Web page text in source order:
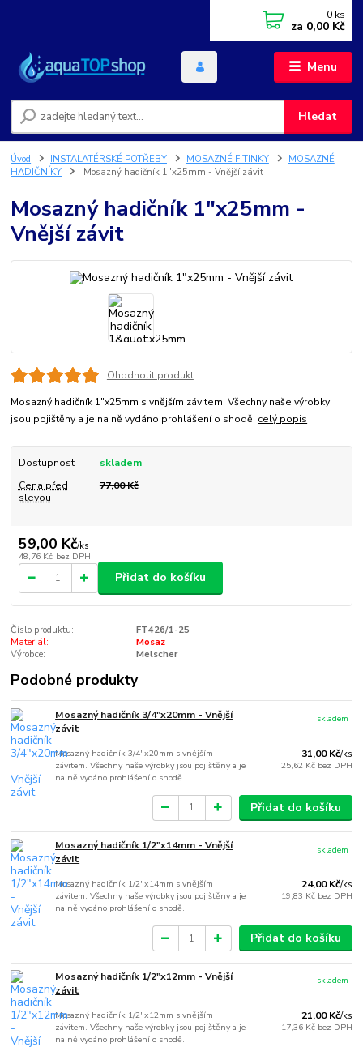
Menu
Hledat
0 ks
za 0,00 Kč
Úvod INSTALATÉRSKÉ POTŘEBY MOSAZNÉ FITINKY
MOSAZNÉ
HADIČNÍKY
Mosazný hadičník 1"x25mm - Vnější závit
Mosazný hadičník 1"x25mm -
Vnější závit
Ohodnotit produkt
Mosazný hadičník 1"x25mm s vnějším závitem. Všechny naše výrobky
jsou pojištěny a je na ně vydáno prohlášení o shodě. celý popis
Dostupnost
skladem
Cena před
slevou
77,00 Kč
59,00 Kč/ks
48,76 Kč bez DPH
Přidat do košíku
Číslo produktu:
FT426/1-25
Materiál:
Mosaz
Výrobce:
Melscher
Podobné produkty
Mosazný hadičník 3/4"x20mm - Vnější
závit
Mosazný hadičník 3/4"x20mm s vnějším
závitem. Všechny naše výrobky jsou pojištěny a je
na ně vydáno prohlášení o shodě.
31,00 Kč/ks
25,62 Kč bez DPH
skladem
Přidat do košíku
Mosazný hadičník 1/2"x14mm - Vnější
závit
Mosazný hadičník 1/2"x14mm s vnějším
závitem. Všechny naše výrobky jsou pojištěny a je
na ně vydáno prohlášení o shodě.
24,00 Kč/ks
19,83 Kč bez DPH
skladem
Přidat do košíku
Mosazný hadičník 1/2"x12mm - Vnější
závit
Mosazný hadičník 1/2"x12mm s vnějším
závitem. Všechny naše výrobky jsou pojištěny a je
na ně vydáno prohlášení o shodě.
21,00 Kč/ks
17,36 Kč bez DPH
skladem